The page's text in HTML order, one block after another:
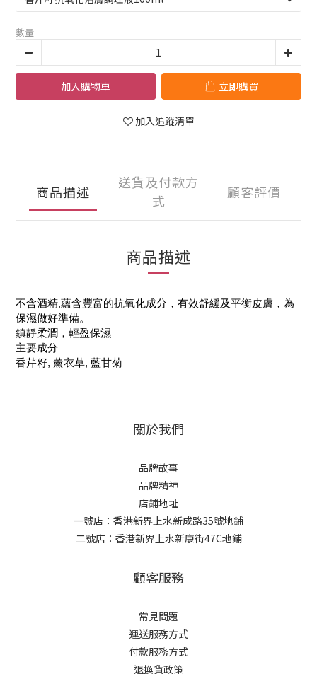
數量
加入購物車 立即購買
加入追蹤清單
商品描述
送貨及付款方
式
顧客評價
商品描述
不含酒精,蘊含豐富的抗氧化成分，有效舒緩及平衡皮膚，為
保濕做好準備。
鎮靜柔潤，輕盈保濕
主要成分
香芹籽, 薰衣草, 藍甘菊
關於我們
品牌故事
品牌精神
店鋪地址
一號店：香港新界上水新成路35號地鋪
二號店：香港新界上水新康街47C地鋪
顧客服務
常見問題
運送服務方式
付款服務方式
退換貨政策